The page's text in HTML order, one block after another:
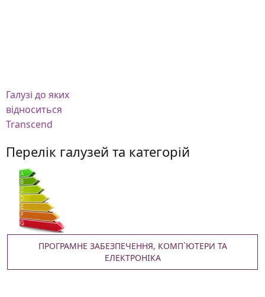
Галузі до яких
відноситься
Transcend
Перелік галузей та категорій
ПРОГРАМНЕ ЗАБЕЗПЕЧЕННЯ, КОМП`ЮТЕРИ ТА
ЕЛЕКТРОНІКА